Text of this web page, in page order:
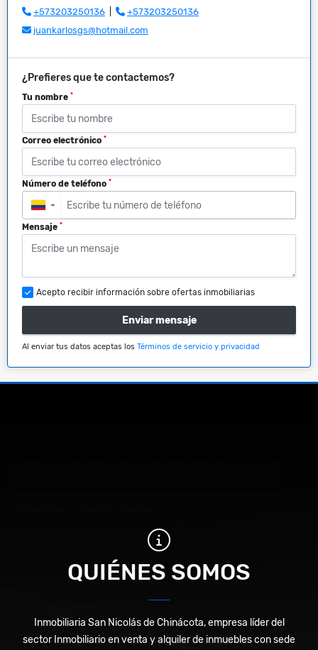
+573203250136
+573203250136
juankarlosgs@hotmail.com
¿Prefieres que te contactemos?
Tu nombre *
Correo electrónico *
Número de teléfono *
▼
Mensaje *
Acepto recibir información sobre ofertas inmobiliarias
Enviar mensaje
Al enviar tus datos aceptas los Términos de servicio y privacidad
QUIÉNES SOMOS
Inmobiliaria San Nicolás de Chinácota, empresa líder del
sector Inmobiliario en venta y alquiler de inmuebles con sede